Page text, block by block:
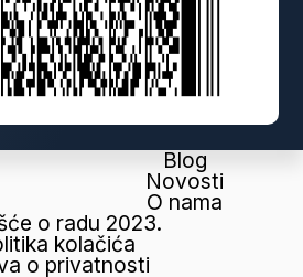
Blog
Novosti
O nama
o radu 2023.
kolačića
o privatnosti